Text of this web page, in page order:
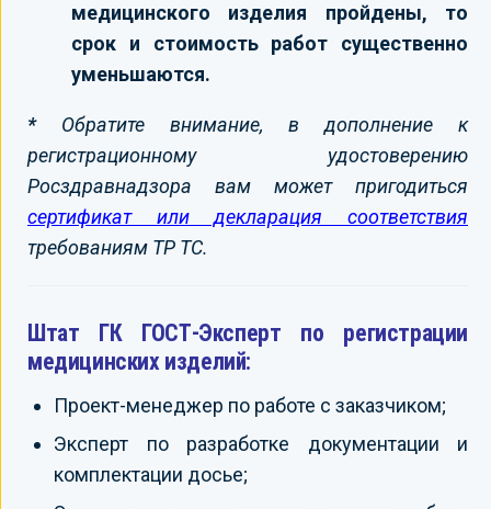
медицинского изделия пройдены, то
срок и стоимость работ существенно
уменьшаются.
*Обратите внимание, в дополнение к
регистрационному удостоверению
Росздравнадзора вам может пригодиться
сертификат или декларация соответствия
требованиям ТР ТС.
Штат ГК ГОСТ-Эксперт по регистрации
медицинских изделий:
Проект-менеджер по работе с заказчиком;
Эксперт по разработке документации и
комплектации досье;